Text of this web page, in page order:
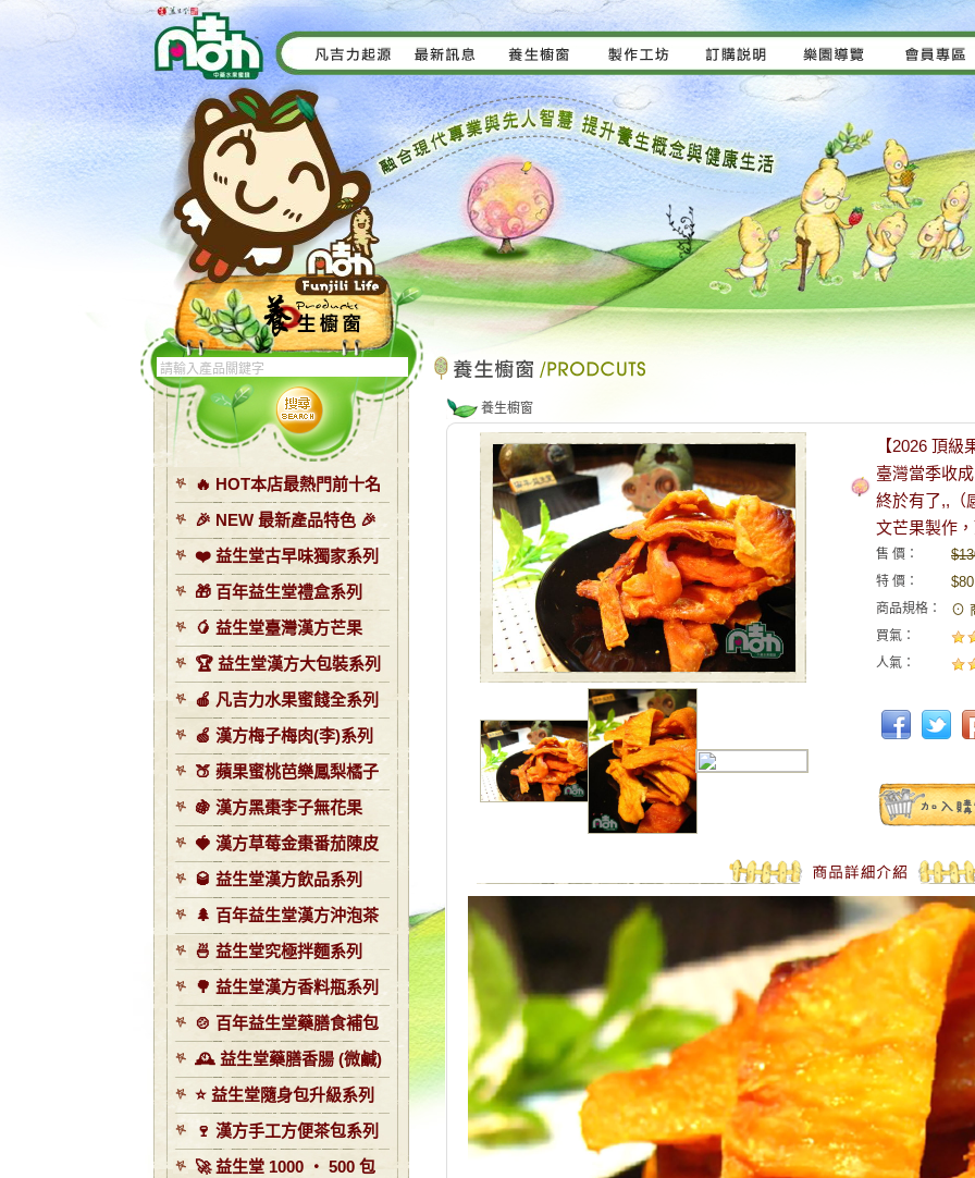
🔥 HOT本店最熱門前十名
🎉 NEW 最新產品特色 🎉
❤️ 益生堂古早味獨家系列
🎁 百年益生堂禮盒系列
🥭 益生堂臺灣漢方芒果
🏆 益生堂漢方大包裝系列
🍎 凡吉力水果蜜餞全系列
🍏 漢方梅子梅肉(李)系列
🍑 蘋果蜜桃芭樂鳳梨橘子
🍇 漢方黑棗李子無花果
🍓 漢方草莓金棗番茄陳皮
🥃 益生堂漢方飲品系列
🌲 百年益生堂漢方沖泡茶
🍜 益生堂究極拌麵系列
🌳 益生堂漢方香料瓶系列
🍲 百年益生堂藥膳食補包
🕰️ 益生堂藥膳香腸 (微鹹)
⭐️ 益生堂隨身包升級系列
🍷 漢方手工方便茶包系列
🚀 益生堂 1000 ‧ 500 包
養生櫥窗
【2026 頂
臺灣當季收
終於有了,,（
文芒果製作
售 價：
特 價： $80
商品規格： ⊙
買氣：
人氣：